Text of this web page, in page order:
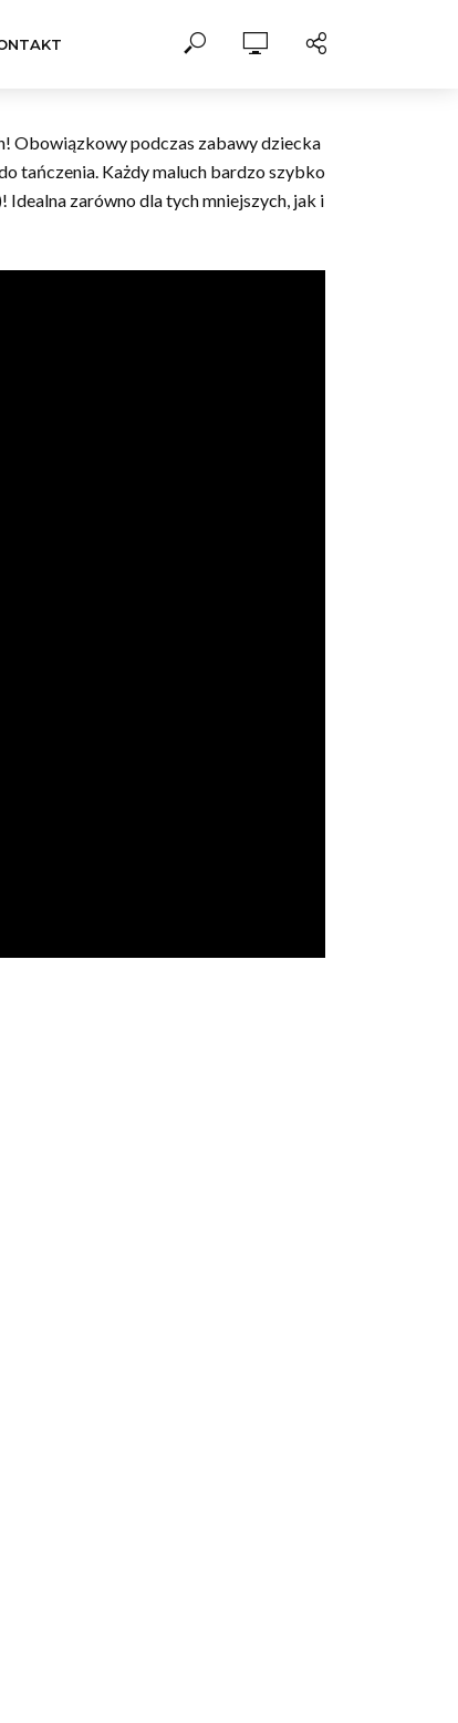
Obowiązkowy podczas zabawy dziecka
tańczenia. Każdy maluch bardzo szybko
Idealna zarówno dla tych mniejszych, jak i